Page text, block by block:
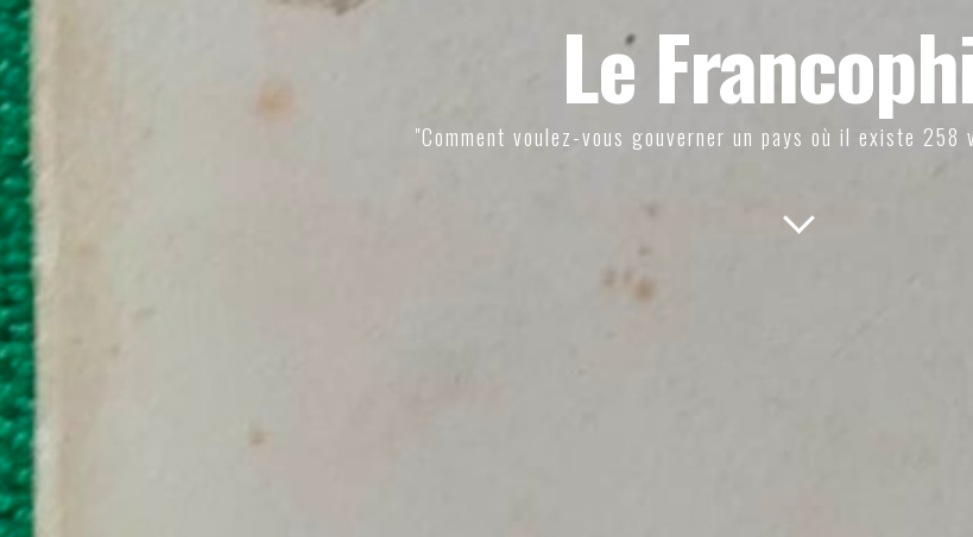
Le
"Comment voulez-vous gouverner un pays où il existe